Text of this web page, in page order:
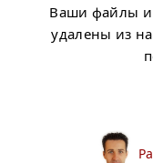
Ваши файлы и
удалены из